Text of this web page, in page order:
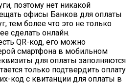
поэтому нет никакой
офисы Банков для оплаты
тем более что это не только
сделать онлайн.
QR-код, его можно
смартфона в мобильном
для оплаты заполняются
только подтвердить оплату
код с квитанции для оплаты в